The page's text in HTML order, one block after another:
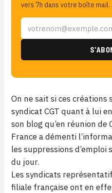
vers 7h dans votre boîte mail.
On ne sait si ces
syndicat CGT quant à lui
son blog qu’en réunion de
France a démenti
les suppressions d’emploi
du jour.
Les syndicats
filiale française ont en